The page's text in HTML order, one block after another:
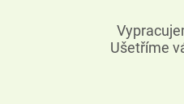
Ušetříme